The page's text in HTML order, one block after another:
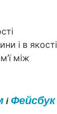
і в якості
між
і Фейсбук